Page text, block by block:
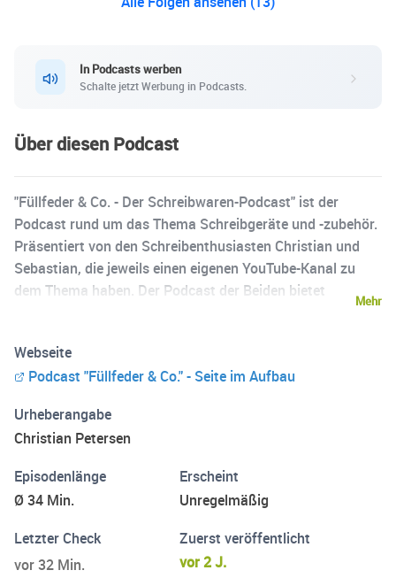
In Podcasts werben
Schalte jetzt Werbung in Podcasts.
Über diesen Podcast
"Füllfeder & Co. - Der Schreibwaren-Podcast" ist der
Podcast rund um das Thema Schreibgeräte und -zubehör.
Präsentiert von den Schreibenthusiasten Christian und
Sebastian, die jeweils einen eigenen YouTube-Kanal zu
dem Thema haben. Der Podcast der Beiden bietet
der Welt der edlen Schreibinstrumente, "Füllfeder & Co."
vermittelt Wissen, Inspiration und eine große Portion
Mehr
Webseite
Podcast "Füllfeder & Co." - Seite im Aufbau
Urheberangabe
Christian Petersen
Episodenlänge
Ø 34 Min.
Erscheint
Unregelmäßig
Letzter Check
vor 32 Min.
Zuerst veröffentlicht
vor 2 J.